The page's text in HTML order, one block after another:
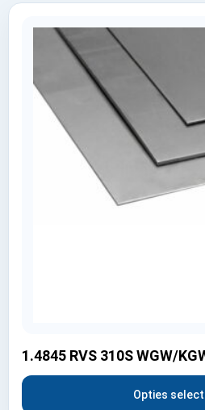
1.4845 RVS 310S WGW/
Opties